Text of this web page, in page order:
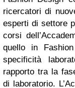
ricercatori di
esperti di settore
corsi
quello in
specificità
rapporto tra la
di laboratorio.